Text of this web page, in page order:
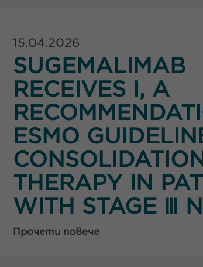
15.04.2026
SUGEMALIMAB
RECEIVES I, A
ESMO
THERAPY IN
WITH STAGE Ⅲ
Прочети повече